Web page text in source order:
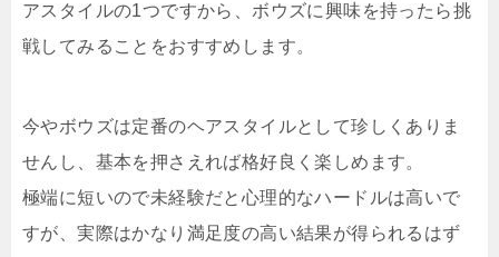
アスタイルの1つですから、ボウズに興味を持ったら挑
戦してみることをおすすめします。
今やボウズは定番のヘアスタイルとして珍しくありま
せんし、基本を押さえれば格好良く楽しめます。
極端に短いので未経験だと心理的なハードルは高いで
すが、実際はかなり満足度の高い結果が得られるはず